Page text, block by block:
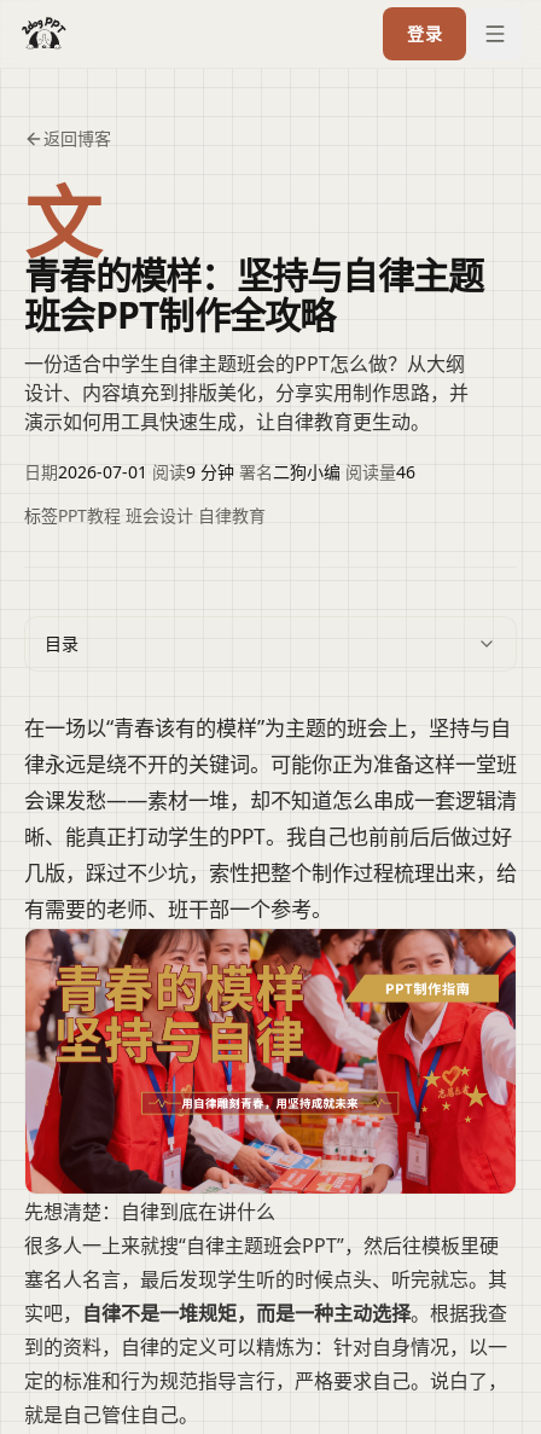
登录
返回博客
文
青春的模样：坚持与自律主题
班会PPT制作全攻略
一份适合中学生自律主题班会的PPT怎么做？从大纲
设计、内容填充到排版美化，分享实用制作思路，并
演示如何用工具快速生成，让自律教育更生动。
日期2026-07-01 阅读9 分钟 署名二狗小编 阅读量46
标签PPT教程 班会设计 自律教育
目录
在一场以“青春该有的模样”为主题的班会上，坚持与自
律永远是绕不开的关键词。可能你正为准备这样一堂班
会课发愁——素材一堆，却不知道怎么串成一套逻辑清
晰、能真正打动学生的PPT。我自己也前前后后做过好
几版，踩过不少坑，索性把整个制作过程梳理出来，给
有需要的老师、班干部一个参考。
先想清楚：自律到底在讲什么
很多人一上来就搜“自律主题班会PPT”，然后往模板里硬
塞名人名言，最后发现学生听的时候点头、听完就忘。其
实吧， 自律不是一堆规矩，而是一种主动选择。根据我查
到的资料，自律的定义可以精炼为：针对自身情况，以一
定的标准和行为规范指导言行，严格要求自己。说白了，
就是自己管住自己。